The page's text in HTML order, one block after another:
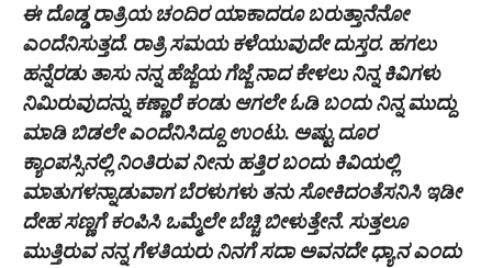
ಈ ದೊಡ್ಡ ರಾತ್ರಿಯ ಚಂದಿರ ಯಾಕಾದರೂ ಬರುತ್ತಾನೆನೋ
ಎಂದೆನಿಸುತ್ತದೆ. ರಾತ್ರಿ ಸಮಯ ಕಳೆಯುವುದೇ ದುಸ್ತರ. ಹಗಲು
ಹನ್ನೆರಡು ತಾಸು ನನ್ನ ಹೆಜ್ಜೆಯ ಗೆಜ್ಜೆ ನಾದ ಕೇಳಲು ನಿನ್ನ ಕಿವಿಗಳು
ನಿಮಿರುವುದನ್ನು ಕಣ್ಣಾರೆ ಕಂಡು ಆಗಲೇ ಓಡಿ ಬಂದು ನಿನ್ನ ಮುದ್ದು
ಮಾಡಿ ಬಿಡಲೇ ಎಂದೆನಿಸಿದ್ದೂ ಉಂಟು. ಅಷ್ಟು ದೂರ
ಕ್ಯಾಂಪಸ್ಸಿನಲ್ಲಿ ನಿಂತಿರುವ ನೀನು ಹತ್ತಿರ ಬಂದು ಕಿವಿಯಲ್ಲಿ
ಮಾತುಗಳನ್ನಾಡುವಾಗ ಬೆರಳುಗಳು ತನು ಸೋಕಿದಂತೆಸನಿಸಿ ಇಡೀ
ದೇಹ ಸಣ್ಣಗೆ ಕಂಪಿಸಿ ಒಮ್ಮೆಲೇ ಬೆಚ್ಚಿ ಬೀಳುತ್ತೇನೆ. ಸುತ್ತಲೂ
ಮುತ್ತಿರುವ ನನ್ನ ಗೆಳತಿಯರು ನಿನಗೆ ಸದಾ ಅವನದೇ ಧ್ಯಾನ ಎಂದು